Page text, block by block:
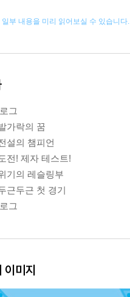
일부 내용을 미리 읽어보실 수 있습니다.
그
가락의 꿈
설의 챔피언
전! 제자 테스트!
기의 레슬링부
근두근 첫 경기
그
이미지